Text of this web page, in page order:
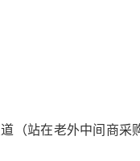
（站在老外中间商采